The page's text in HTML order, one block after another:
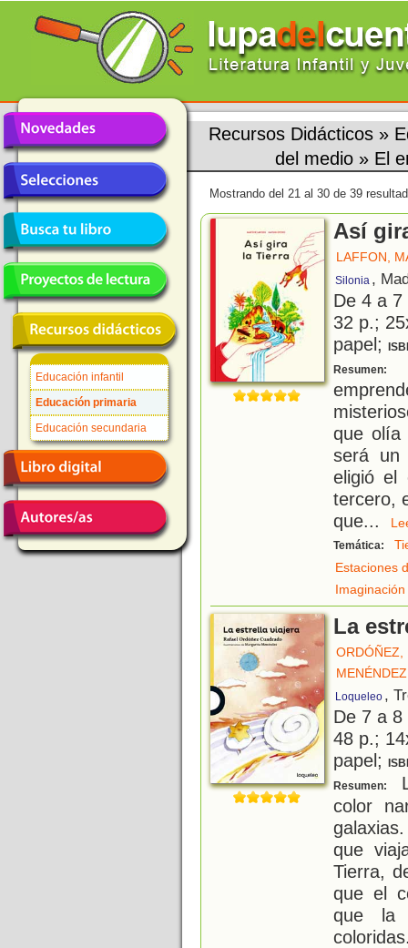
Educación infantil
Educación primaria
Educación secundaria
Recursos Didácticos »
del medio » El
Mostrando del 21 al 30 de 39
Así
LAFFON,
Silonia ,
De 4 a
32 p.;
papel;
Resumen:
que olía
será un
eligió el
tercero,
que...
Temática:
Estaciones
Imaginación
La
ORDÓÑEZ,
Loqueleo ,
De 7 a
48 p.;
papel;
Resumen:
color
que
Tierra,
que el
que la
coloridas